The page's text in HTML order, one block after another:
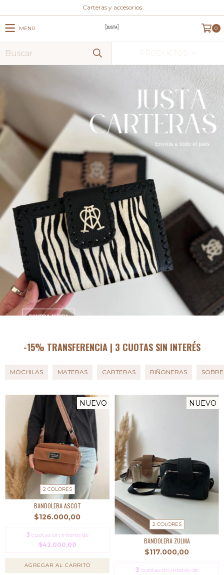
Carteras y accesorios
MENÚ 0
PRODUCTOS
-15% TRANSFERENCIA | 3 CUOTAS SIN INTERÉS
MOCHILAS MATERAS CARTERAS RIÑONERAS
NUEVO
2 COLORES
BANDOLERA ASCOT
$126.000,00
3 cuotas sin interés de
$42.000,00
AGREGAR AL CARRITO
NUEVO
2 COLORES
BANDOLERA ZULMA
$117.000,00
3 cuotas sin interés de